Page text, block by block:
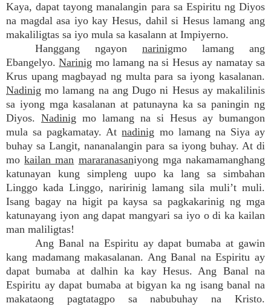
Kaya, dapat tayong manalangin para sa Espiritu ng Diyos
na magdal asa iyo kay Hesus, dahil si Hesus lamang ang
makaliligtas sa iyo mula sa kasalann at Impiyerno.
Hanggang ngayon narinigmo lamang ang
Ebangelyo.Narinig mo lamang na si Hesus ay namatay sa
Krus upang magbayad ng multa para sa iyong kasalanan.
Nadinig mo lamang na ang Dugo ni Hesus ay makalilinis
sa iyong mga kasalanan at patunayna ka sa paningin ng
Diyos. Nadinig mo lamang na si Hesus ay bumangon
mula sa pagkamatay. Atnadinig mo lamang na Siya ay
buhay sa Langit, nananalangin para sa iyong buhay. At di
mokailan man mararanasaniyong mga nakamamanghang
katunayan kung simpleng uupo ka lang sa simbahan
Linggo kada Linggo, naririnig lamang sila muli’t muli.
Isang bagay na higit pa kaysa sa pagkakarinig ng mga
katunayang iyon ang dapat mangyari sa iyo o di ka kailan
man maliligtas!
Ang Banal na Espiritu ay dapat bumaba at gawin
kang madamang makasalanan. Ang Banal na Espiritu ay
dapat bumaba at dalhin ka kay Hesus. Ang Banal na
Espiritu ay dapat bumaba at bigyan ka ng isang banal na
makataong pagtatagpo sa nabubuhay na Kristo.